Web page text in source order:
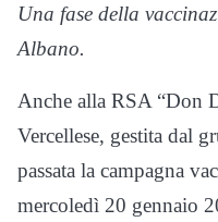
Una fase della
Albano.
Anche alla RSA “Don
Vercellese, gestita dal
passata la campagna
mercoledì 20 gennaio